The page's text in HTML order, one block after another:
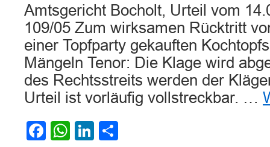
Amtsgericht Bocholt, Urteil vom
109/05 Zum wirksamen Rücktritt
einer Topfparty gekauften
Mängeln Tenor: Die Klage wird
des Rechtsstreits werden der
Urteil ist vorläufig vollstreckbar. …
Facebook
WhatsApp
LinkedIn